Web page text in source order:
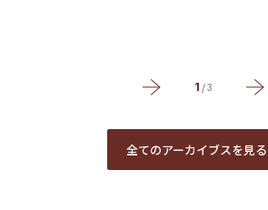
1 /3
全てのアーカイブスを見る
全てのアーカイブスを見る